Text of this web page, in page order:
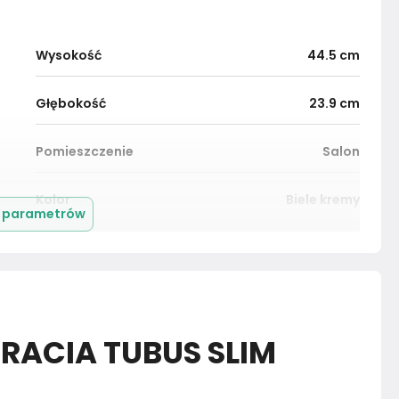
Wysokość 44.5 cm
Głębokość 23.9 cm
Pomieszczenie Salon
Kolor Biele kremy
parametrów
TUBUS SLIM